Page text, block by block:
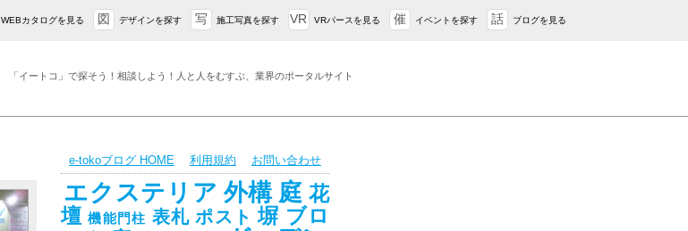
WEBカタログを見る 図 デザインを探す 写 施工写真を探す VR VRパースを見る 催 イベントを探す 話 ブログを見る
「イートコ」で探そう！相談しよう！人と人をむすぶ、業界のポータルサイト
e-tokoブログ HOME 利用規約 お問い合わせ
エクステリア 外構 庭 花
壇 機能門柱 表札 ポスト 塀 ブロ